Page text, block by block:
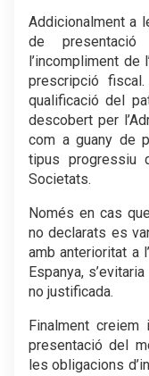
Addicionalment a
de
l’incompliment de
prescripció
qualificació del
descobert per
com a guany de
tipus progressiu
Societats.
Només en cas
no declarats es
amb anterioritat a
Espanya,
no justificada.
Finalment
presentació del
les obligacions